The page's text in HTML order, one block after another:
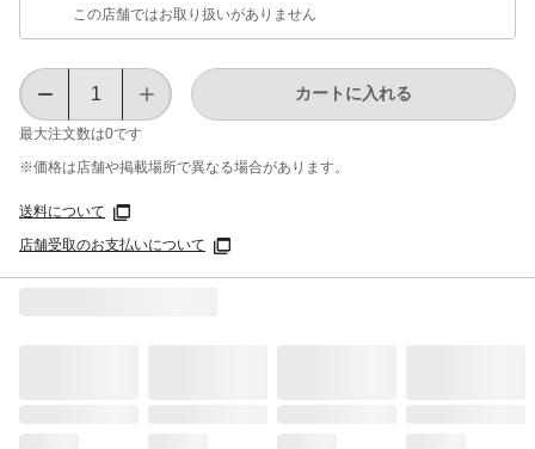
この店舗ではお取り扱いがありません
最大注文数は0です
カートに入れる
※価格は​店舗や​掲載場所で​異なる​場合が​あります。
送料について
店舗受取のお支払いについて